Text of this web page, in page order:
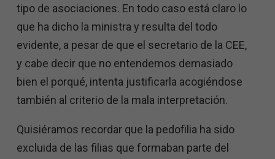
tipo de asociaciones. En todo caso está claro lo
que ha dicho la ministra y resulta del todo
evidente, a pesar de que el secretario de la CEE,
y cabe decir que no entendemos demasiado
bien el porqué, intenta justificarla acogiéndose
también al criterio de la mala interpretación.
Quisiéramos recordar que la pedofilia ha sido
excluida de las filias que formaban parte del